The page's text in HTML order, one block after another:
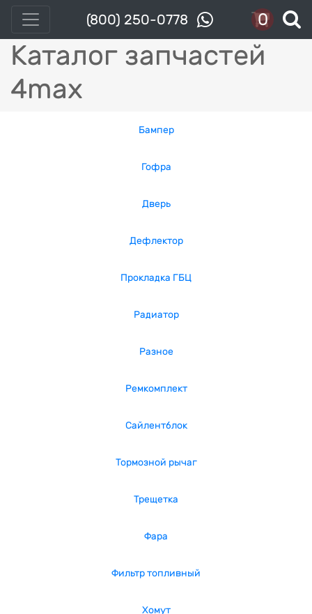
(800) 250-0778 0
Каталог запчастей
4max
Бампер
Гофра
Дверь
Дефлектор
Прокладка ГБЦ
Радиатор
Разное
Ремкомплект
Сайлентблок
Тормозной рычаг
Трещетка
Фара
Фильтр топливный
Хомут